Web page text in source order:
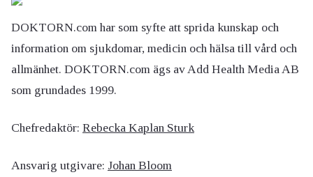
DOKTORN.com har som syfte att sprida kunskap och
information om sjukdomar, medicin och hälsa till vård och
allmänhet. DOKTORN.com ägs av Add Health Media AB
som grundades 1999.
Chefredaktör: Rebecka Kaplan Sturk
Ansvarig utgivare: Johan Bloom